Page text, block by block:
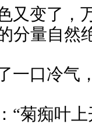
又变了，
分量自然
一口冷气
“菊痴叶上